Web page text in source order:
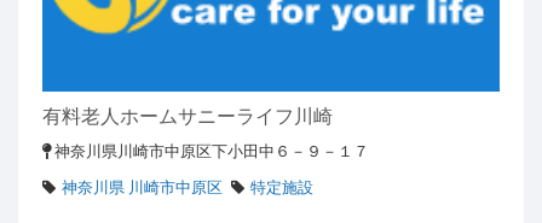
有料老人ホームサニーライフ川崎
神奈川県川崎市中原区下小田中６－９－１７
神奈川県 川崎市中原区
特定施設